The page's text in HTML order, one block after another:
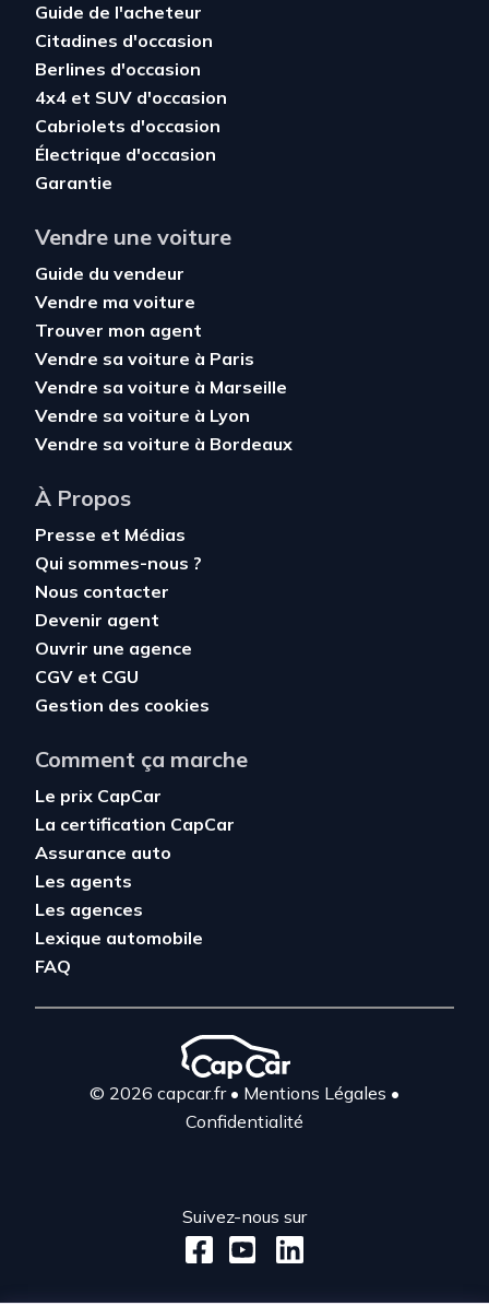
Guide de l'acheteur
Citadines d'occasion
Berlines d'occasion
4x4 et SUV d'occasion
Cabriolets d'occasion
Électrique d'occasion
Garantie
Vendre une voiture
Guide du vendeur
Vendre ma voiture
Trouver mon agent
Vendre sa voiture à Paris
Vendre sa voiture à Marseille
Vendre sa voiture à Lyon
Vendre sa voiture à Bordeaux
À Propos
Presse et Médias
Qui sommes-nous ?
Nous contacter
Devenir agent
Ouvrir une agence
CGV et CGU
Gestion des cookies
Comment ça marche
Le prix CapCar
La certification CapCar
Assurance auto
Les agents
Les agences
Lexique automobile
FAQ
© 2026 capcar.fr• Mentions Légales •
Confidentialité
Suivez-nous sur